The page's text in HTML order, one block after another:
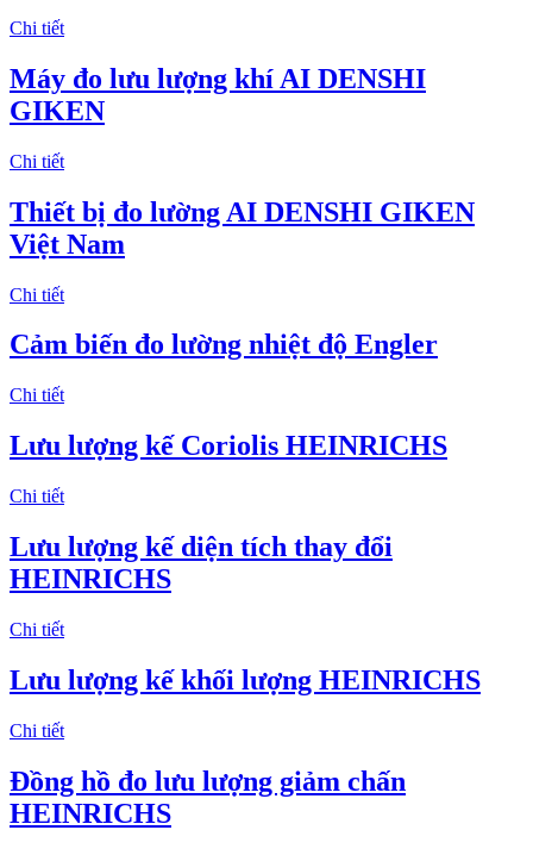
Chi tiết
Máy đo lưu lượng khí AI DENSHI
GIKEN
Chi tiết
Thiết bị đo lường AI DENSHI GIKEN
Việt Nam
Chi tiết
Cảm biến đo lường nhiệt độ Engler
Chi tiết
Lưu lượng kế Coriolis HEINRICHS
Chi tiết
Lưu lượng kế diện tích thay đổi
HEINRICHS
Chi tiết
Lưu lượng kế khối lượng HEINRICHS
Chi tiết
Đồng hồ đo lưu lượng giảm chấn
HEINRICHS